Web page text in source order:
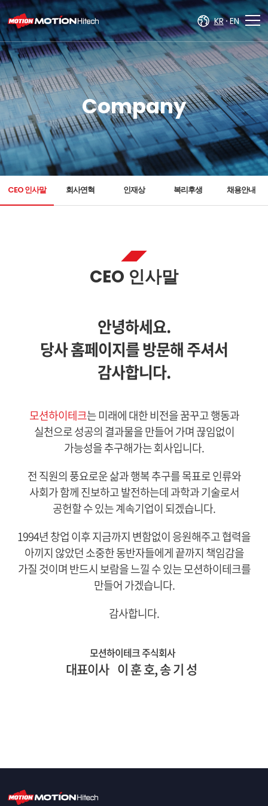
주메뉴 바로가기
컨텐츠 바로가기
KR EN
Company
CEO 인사말 회사연혁 인재상 복리후생 채용안내
CEO 인사말
안녕하세요.
당사 홈페이지를 방문해 주셔서
감사합니다.
모션하이테크는 미래에 대한 비전을 꿈꾸고 행동과
실천으로성공의 결과물을 만들어 가며 끊임없이
가능성을 추구해가는 회사입니다.
전 직원의 풍요로운 삶과 행복 추구를 목표로 인류와
사회가 함께 진보하고 발전하는데 과학과 기술로서
공헌할 수 있는 계속기업이 되겠습니다.
1994년 창업 이후 지금까지 변함없이 응원해주고 협력을
아끼지 않았던 소중한 동반자들에게 끝까지 책임감을
가질 것이며반드시 보람을 느낄 수 있는 모션하이테크를
만들어 가겠습니다.
감사합니다.
모션하이테크 주식회사
대표이사 이 훈 호, 송 기 성